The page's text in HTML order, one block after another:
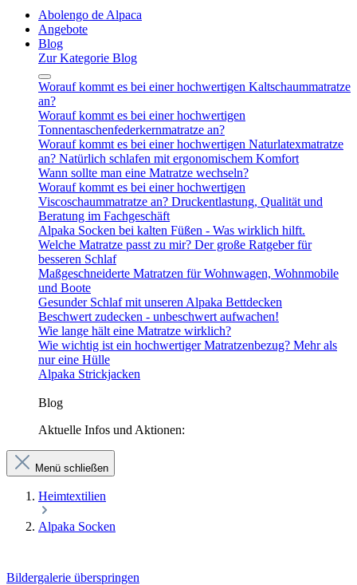
Abolengo de Alpaca
Angebote
Blog
Zur Kategorie Blog
Worauf kommt es bei einer hochwertigen Kaltschaummatratze
an?
Worauf kommt es bei einer hochwertigen
Tonnentaschenfederkernmatratze an?
Worauf kommt es bei einer hochwertigen Naturlatexmatratze
an? Natürlich schlafen mit ergonomischem Komfort
Wann sollte man eine Matratze wechseln?
Worauf kommt es bei einer hochwertigen
Viscoschaummatratze an? Druckentlastung, Qualität und
Beratung im Fachgeschäft
Alpaka Socken bei kalten Füßen - Was wirklich hilft.
Welche Matratze passt zu mir? Der große Ratgeber für
besseren Schlaf
Maßgeschneiderte Matratzen für Wohnwagen, Wohnmobile
und Boote
Gesunder Schlaf mit unseren Alpaka Bettdecken
Beschwert zudecken - unbeschwert aufwachen!
Wie lange hält eine Matratze wirklich?
Wie wichtig ist ein hochwertiger Matratzenbezug? Mehr als
nur eine Hülle
Alpaka Strickjacken
Blog
Aktuelle Infos und Aktionen:
Menü schließen
Heimtextilien
Alpaka Socken
Bildergalerie überspringen